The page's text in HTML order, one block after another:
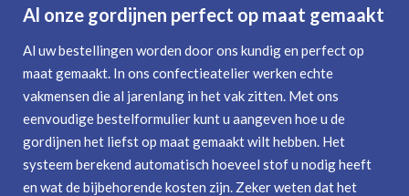
Al onze gordijnen perfect op maat gemaakt
Al uw bestellingen worden door ons kundig en perfect op
maat gemaakt. In ons confectieatelier werken echte
vakmensen die al jarenlang in het vak zitten. Met ons
eenvoudige bestelformulier kunt u aangeven hoe u de
gordijnen het liefst op maat gemaakt wilt hebben. Het
systeem berekend automatisch hoeveel stof u nodig heeft
en wat de bijbehorende kosten zijn. Zeker weten dat het